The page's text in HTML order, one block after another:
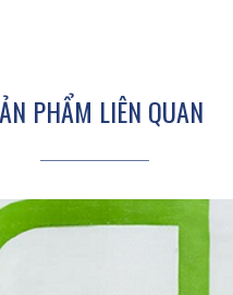
PHẨM LIÊN QUAN